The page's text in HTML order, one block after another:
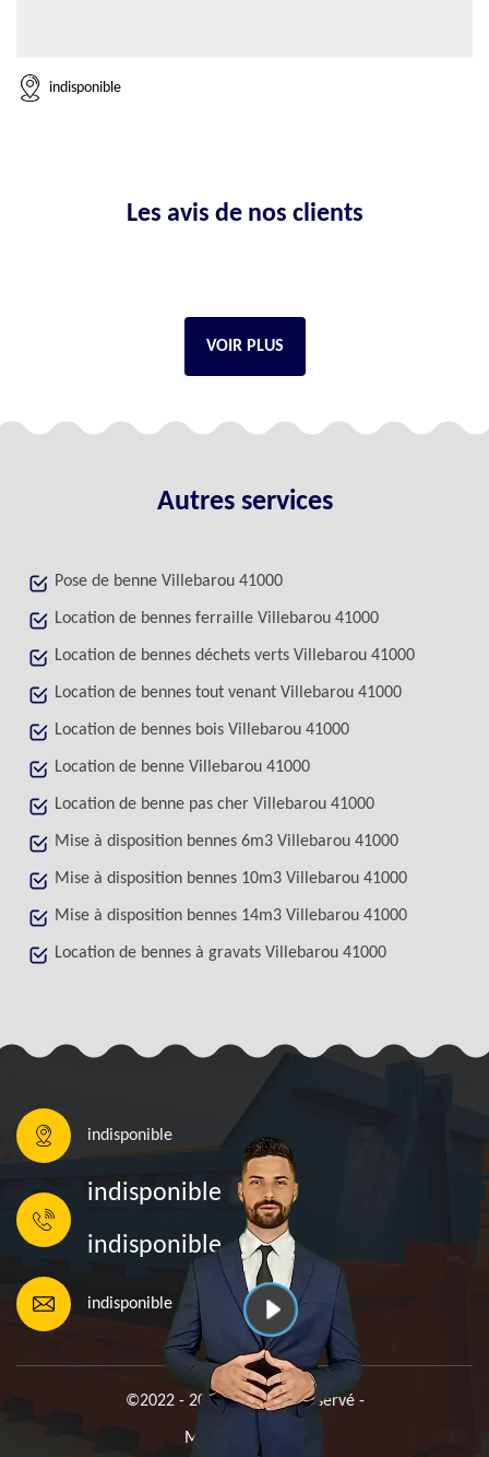
indisponible
Les avis de nos clients
VOIR PLUS
Autres services
Pose de benne Villebarou 41000
Location de bennes ferraille Villebarou 41000
Location de bennes déchets verts Villebarou 41000
Location de bennes tout venant Villebarou 41000
Location de bennes bois Villebarou 41000
Location de benne Villebarou 41000
Location de benne pas cher Villebarou 41000
Mise à disposition bennes 6m3 Villebarou 41000
Mise à disposition bennes 10m3 Villebarou 41000
Mise à disposition bennes 14m3 Villebarou 41000
Location de bennes à gravats Villebarou 41000
indisponible
indisponible
indisponible
indisponible
©2022 - 2026 Tout droit réservé -
Mentions légales